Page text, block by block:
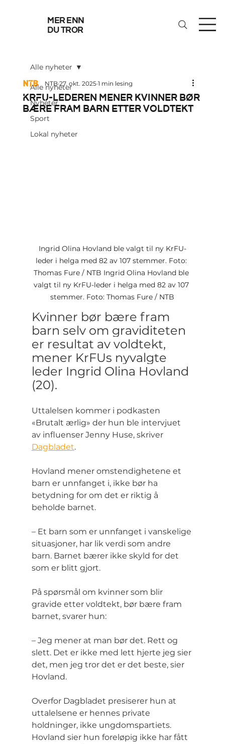
mer enn
du tror
Alle nyheter
Nyheter
Sport
Lokal nyheter
Alle nyheter
KrFU-lederen mener kvinner bør
bære fram barn etter voldtekt
NTB 27. okt. 2025 1 min lesing
Ingrid Olina Hovland ble valgt til ny KrFU-
leder i helga med 82 av 107 stemmer. Foto:
Thomas Fure / NTB Ingrid Olina Hovland ble
valgt til ny KrFU-leder i helga med 82 av 107
stemmer. Foto: Thomas Fure / NTB
Kvinner bør bære fram
barn selv om graviditeten
er resultat av voldtekt,
mener KrFUs nyvalgte
leder Ingrid Olina Hovland
(20).
Uttalelsen kommer i podkasten
«Brutalt ærlig» der hun ble intervjuet
av influenser Jenny Huse, skriver
Dagbladet.
Hovland mener omstendighetene et
barn er unnfanget i, ikke bør ha
betydning for om det er riktig å
beholde barnet.
– Et barn som er unnfanget i vanskelige
situasjoner, har lik verdi som andre
barn. Barnet bærer ikke skyld for det
som er blitt gjort.
På spørsmål om kvinner som blir
gravide etter voldtekt, bør bære fram
barnet, svarer hun:
– Jeg mener at man bør det. Rett og
slett. Det er ikke med lett hjerte jeg sier
det, men jeg tror det er det beste, sier
Hovland.
Overfor Dagbladet presiserer hun at
uttalelsene er hennes private
holdninger, ikke ungdomspartiets.
Hovland sier hun foreløpig ikke har fått